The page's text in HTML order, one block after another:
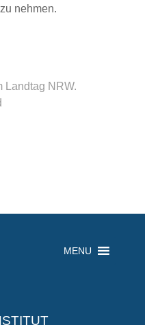
nehmen.
Landtag NRW.
MENU